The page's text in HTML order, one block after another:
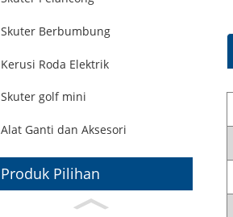
Skuter Berbumbung
Kerusi Roda Elektrik
Skuter golf mini
Alat Ganti dan Aksesori
Produk Pilihan